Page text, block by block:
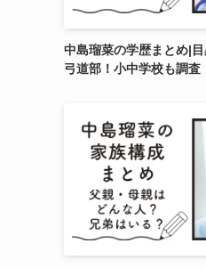
中島瑠菜の学歴まとめ|
弓道部！小中学校も調査